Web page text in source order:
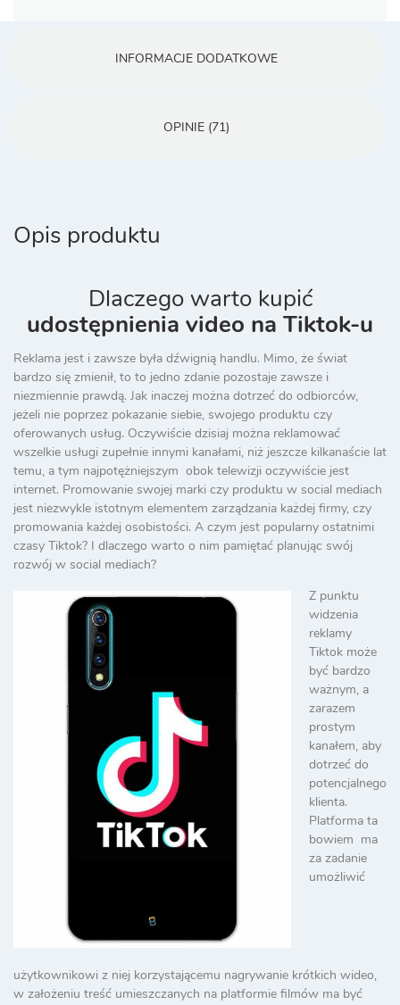
INFORMACJE DODATKOWE
OPINIE (71)
Opis produktu
Dlaczego warto kupić
udostępnienia video na Tiktok-u
Reklama jest i zawsze była dźwignią handlu. Mimo, że świat
bardzo się zmienił, to to jedno zdanie pozostaje zawsze i
niezmiennie prawdą. Jak inaczej można dotrzeć do odbiorców,
jeżeli nie poprzez pokazanie siebie, swojego produktu czy
oferowanych usług. Oczywiście dzisiaj można reklamować
wszelkie usługi zupełnie innymi kanałami, niż jeszcze kilkanaście lat
temu, a tym najpotężniejszym obok telewizji oczywiście jest
internet. Promowanie swojej marki czy produktu w social mediach
jest niezwykle istotnym elementem zarządzania każdej firmy, czy
promowania każdej osobistości. A czym jest popularny ostatnimi
czasy Tiktok? I dlaczego warto o nim pamiętać planując swój
rozwój w social mediach?
Z punktu
widzenia
reklamy
Tiktok może
być bardzo
ważnym, a
zarazem
prostym
kanałem, aby
dotrzeć do
potencjalnego
klienta.
Platforma ta
bowiem ma
za zadanie
umożliwić
użytkownikowi z niej korzystającemu nagrywanie krótkich wideo,
w założeniu treść umieszczanych na platformie filmów ma być